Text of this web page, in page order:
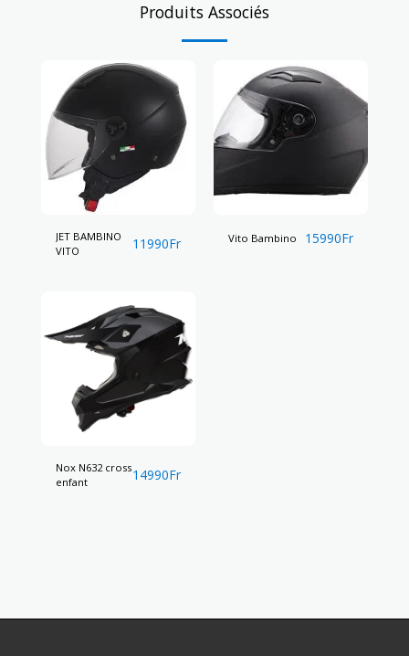
Produits Associés
JET BAMBINO
VITO
11990Fr Vito Bambino 15990Fr
Nox N632 cross
enfant
14990Fr